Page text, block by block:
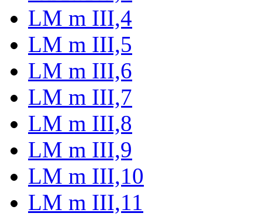
LM m III,4
LM m III,5
LM m III,6
LM m III,7
LM m III,8
LM m III,9
LM m III,10
LM m III,11